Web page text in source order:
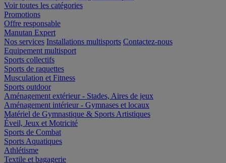
Voir toutes les catégories
Promotions
Offre responsable
Manutan Expert
Nos services Installations multisports Contactez-nous
Equipement multisport
Sports collectifs
Sports de raquettes
Musculation et Fitness
Sports outdoor
Aménagement extérieur - Stades, Aires de jeux
Aménagement intérieur - Gymnases et locaux
Matériel de Gymnastique & Sports Artistiques
Éveil, Jeux et Motricité
Sports de Combat
Sports Aquatiques
Athlétisme
Textile et bagagerie